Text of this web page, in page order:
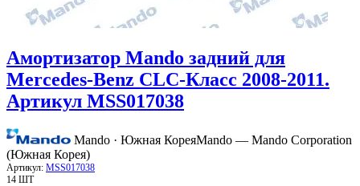
Амортизатор Mando задний для
Mercedes-Benz CLC-Класс 2008-2011.
Артикул MSS017038
Mando · Южная КореяMando — Mando Corporation
(Южная Корея)
Артикул: MSS017038
14 ШТ